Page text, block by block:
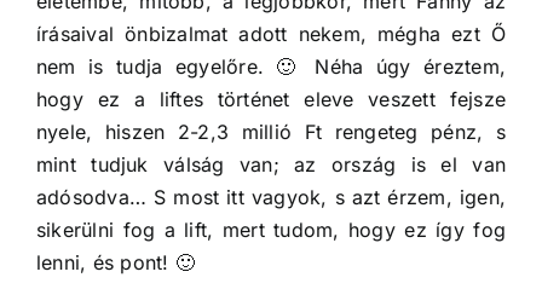
írásaival önbizalmat adott nekem, mégha ezt Ő
nem is tudja egyelőre. 🙂 Néha úgy éreztem,
hogy ez a liftes történet eleve veszett fejsze
nyele, hiszen 2-2,3 millió Ft rengeteg pénz, s
mint tudjuk válság van; az ország is el van
adósodva… S most itt vagyok, s azt érzem, igen,
sikerülni fog a lift, mert tudom, hogy ez így fog
lenni, és pont! 🙂